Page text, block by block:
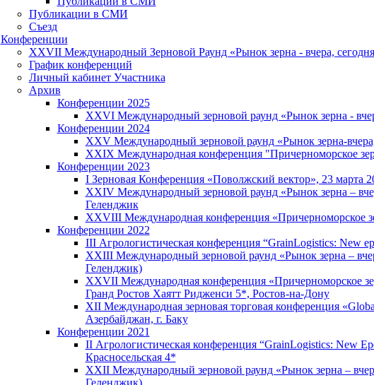
Публикации в СМИ
Съезд
Конференции
XXVII Международный Зерновой Раунд «Рынок зерна - вчера,
График конференций
Личный кабинет Участника
Архив
Конференции 2025
XXVI Международный зерновой раунд «Рынок зерна -
Конференции 2024
XXV Международный зерновой раунд «Рынок зерна-
XXIX Международная конференция "Причерноморское
Конференции 2023
I Зерновая Конференция «Поволжский вектор», 23 марта
XXIV Международный зерновой раунд «Рынок зерна –
Геленджик
XXVIII Международная конференция «Причерноморское
Конференции 2022
III Агрологистическая конференция “GrainLogistics: New
XXIII Международный зерновой раунд «Рынок зерна –
Геленджик)
XXVII Международная конференция «Причерноморское
Гранд Ростов Хаятт Ридженси 5*, Ростов-на-Дону
XII Международная зерновая торговая конференция
Азербайджан, г. Баку
Конференции 2021
II Агрологистическая конференция “GrainLogistics: New
Красносельская 4*
XXII Международный зерновой раунд «Рынок зерна –
Геленджик).